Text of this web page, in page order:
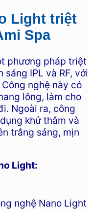
Light triệt
Spa
phương pháp triệt
IPL và RF, với
nghệ này có
lông, làm cho
Ngoài ra, công
khử thâm và
trắng sáng, mịn
Light:
nghệ Nano Light